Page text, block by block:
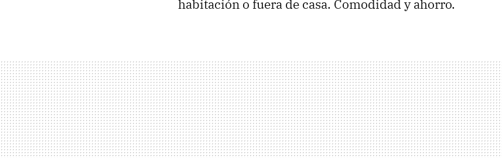
habitación o fuera de casa. Comodidad y ahorro.